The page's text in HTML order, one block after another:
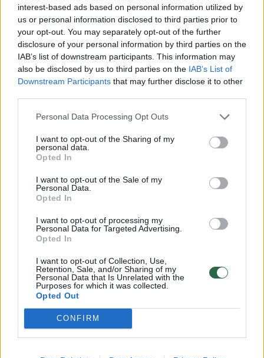
interest-based ads based on personal information utilized by
us or personal information disclosed to third parties prior to
your opt-out. You may separately opt-out of the further
disclosure of your personal information by third parties on the
IAB’s list of downstream participants. This information may
also be disclosed by us to third parties on the IAB’s List of
Downstream Participants that may further disclose it to other
Personal Data Processing Opt Outs
I want to opt-out of the Sharing of my
personal data.
Opted In
I want to opt-out of the Sale of my
Personal Data.
Opted In
I want to opt-out of processing my
Personal Data for Targeted Advertising.
Opted In
I want to opt-out of Collection, Use,
Retention, Sale, and/or Sharing of my
Personal Data that Is Unrelated with the
Purposes for which it was collected.
Opted Out
CONFIRM
2026 m. rugpjūčio 6 d. 11:57
Lrytas.lt
Vizažistės, verslininkės Oksanos Pikul (42
skyrybos ir po jų kilęs konfliktas kasdien
įgauna vis naujų spalvų. Pora vienas kitam
negailėjo aštrių žodžių, tačiau panašu, kad
Daugiau nuotraukų (19)